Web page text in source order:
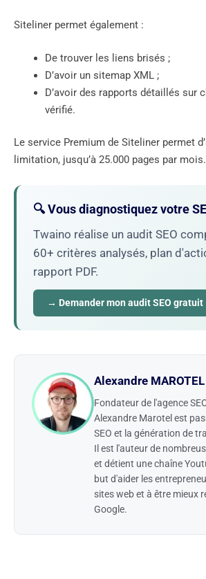
Siteliner permet également :
De trouver les liens brisés ;
D’avoir un sitemap XML ;
D’avoir des rapports détaillés sur
vérifié.
Le service Premium de Siteliner permet
limitation, jusqu’à 25.000 pages par mois.
🔍 Vous diagnostiquez votre
Twaino réalise un audit SEO
60+ critères analysés, plan
rapport PDF.
→ Demander mon audit SEO gratuit
Alexandre MAROTEL
Fondateur de l'agence
Alexandre Marotel est
SEO et la génération de
Il est l'auteur de
et détient une chaîne
but d'aider les
sites web et à être mieux
Google.